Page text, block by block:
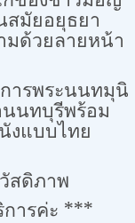
สมัยอยุธยา
ด้วยลายหน้า
ารพระนนทมุนิ
นทบุรีพร้อม
งแบบไทย
ดิภาพ
ารค่ะ ***